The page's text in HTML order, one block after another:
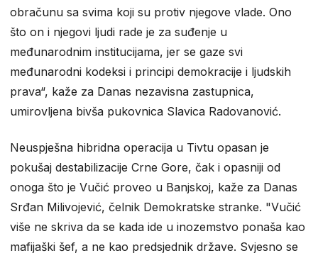
obračunu sa svima koji su protiv njegove vlade. Ono
što on i njegovi ljudi rade je za suđenje u
međunarodnim institucijama, jer se gaze svi
međunarodni kodeksi i principi demokracije i ljudskih
prava“, kaže za Danas nezavisna zastupnica,
umirovljena bivša pukovnica Slavica Radovanović.
Neuspješna hibridna operacija u Tivtu opasan je
pokušaj destabilizacije Crne Gore, čak i opasniji od
onoga što je Vučić proveo u Banjskoj, kaže za Danas
Srđan Milivojević, čelnik Demokratske stranke. "Vučić
više ne skriva da se kada ide u inozemstvo ponaša kao
mafijaški šef, a ne kao predsjednik države. Svjesno se